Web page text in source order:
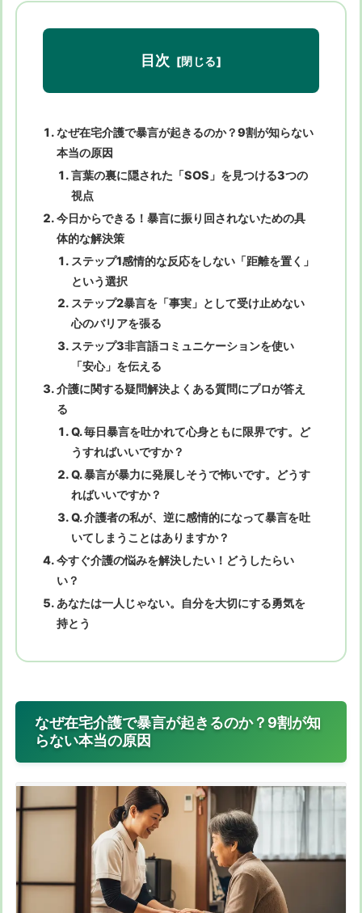
目次
なぜ在宅介護で暴言が起きるのか？9割が知らない
本当の原因
言葉の裏に隠された「SOS」を見つける3つの
視点
今日からできる！暴言に振り回されないための具
体的な解決策
ステップ1感情的な反応をしない「距離を置く」
という選択
ステップ2暴言を「事実」として受け止めない
心のバリアを張る
ステップ3非言語コミュニケーションを使い
「安心」を伝える
介護に関する疑問解決よくある質問にプロが答え
る
Q. 毎日暴言を吐かれて心身ともに限界です。ど
うすればいいですか？
Q. 暴言が暴力に発展しそうで怖いです。どうす
ればいいですか？
Q. 介護者の私が、逆に感情的になって暴言を吐
いてしまうことはありますか？
今すぐ介護の悩みを解決したい！どうしたらい
い？
あなたは一人じゃない。自分を大切にする勇気を
持とう
なぜ在宅介護で暴言が起きるのか？9割が知
らない本当の原因